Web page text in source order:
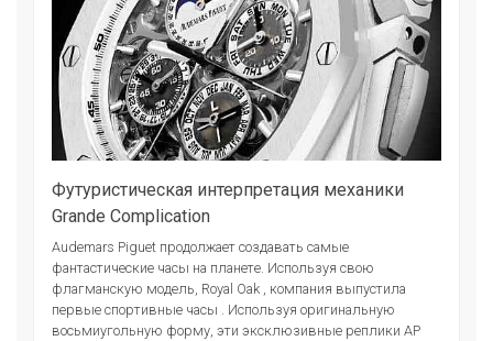
Футуристическая интерпретация механики
Grande Complication
Audemars Piguet продолжает создавать самые
фантастические часы на планете. Используя свою
флагманскую модель, Royal Oak , компания выпустила
первые спортивные часы . Используя оригинальную
восьмиугольную форму, эти эксклюзивные реплики AP